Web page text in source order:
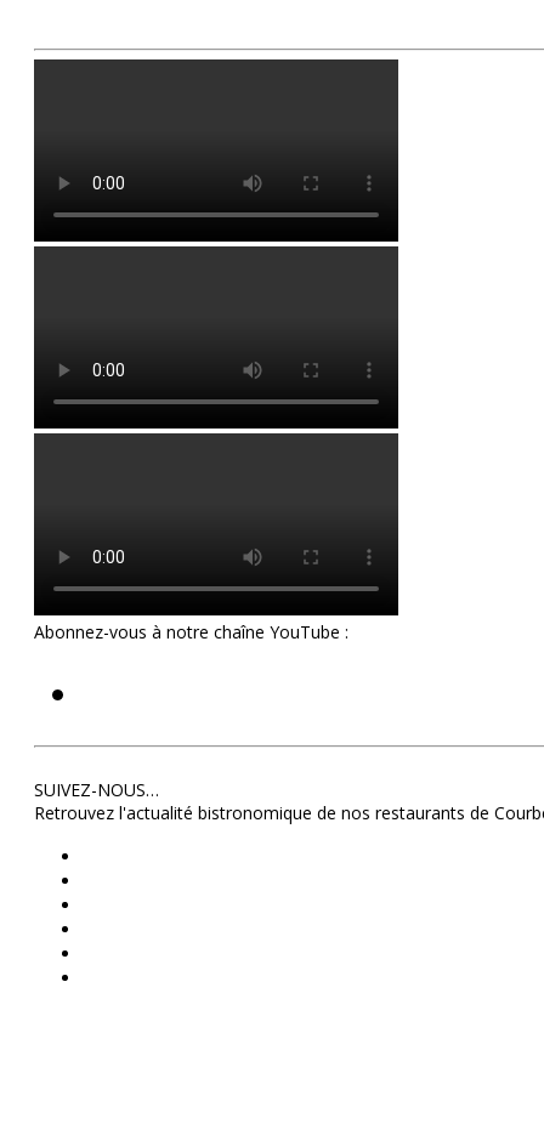
Abonnez-vous à notre chaîne YouTube :
SUIVEZ-NOUS…
Retrouvez l'actualité bistronomique de nos restaurants de